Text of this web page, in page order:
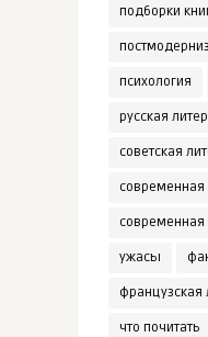
подборки
психология
русская
советская
современная
современная
ужасы
французская
что почитать